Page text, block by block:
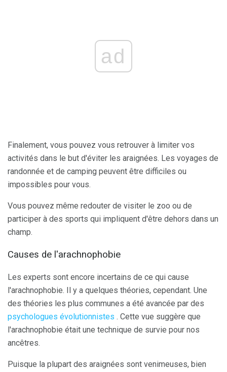
ad
Finalement, vous pouvez vous retrouver à limiter vos
activités dans le but d'éviter les araignées. Les voyages de
randonnée et de camping peuvent être difficiles ou
impossibles pour vous.
Vous pouvez même redouter de visiter le zoo ou de
participer à des sports qui impliquent d'être dehors dans un
champ.
Causes de l'arachnophobie
Les experts sont encore incertains de ce qui cause
l'arachnophobie. Il y a quelques théories, cependant. Une
des théories les plus communes a été avancée par des
psychologues évolutionnistes . Cette vue suggère que
l'arachnophobie était une technique de survie pour nos
ancêtres.
Puisque la plupart des araignées sont venimeuses, bien